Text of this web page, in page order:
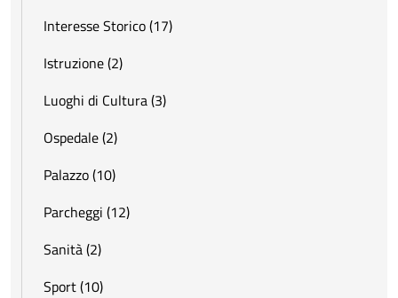
Interesse Storico (17)
Istruzione (2)
Luoghi di Cultura (3)
Ospedale (2)
Palazzo (10)
Parcheggi (12)
Sanità (2)
Sport (10)